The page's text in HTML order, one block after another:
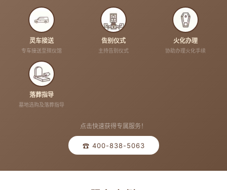
灵车接送
专车接送至殡仪馆
告别仪式
主持告别仪式
火化办理
协助办理火化手续
落葬指导
墓地选购及落葬指导
点击快速获得专属服务！
☎ 400-838-5063